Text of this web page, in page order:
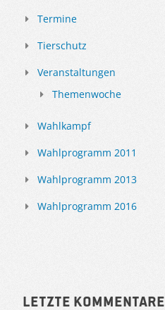
Termine
Tierschutz
Veranstaltungen
Themenwoche
Wahlkampf
Wahlprogramm 2011
Wahlprogramm 2013
Wahlprogramm 2016
Letzte Kommentare